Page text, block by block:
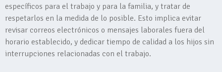
específicos para el trabajo y para la familia, y tratar de
respetarlos en la medida de lo posible. Esto implica evitar
revisar correos electrónicos o mensajes laborales fuera del
horario establecido, y dedicar tiempo de calidad a los hijos sin
interrupciones relacionadas con el trabajo.